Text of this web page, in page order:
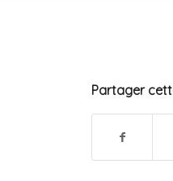
Partager